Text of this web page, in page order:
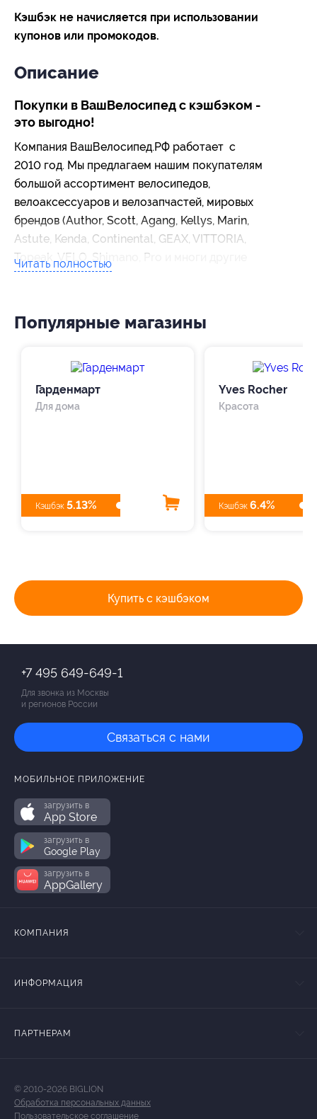
Кэшбэк не начисляется при использовании
купонов или промокодов.
Описание
Покупки в ВашВелосипед с кэшбэком -
это выгодно!
Компания ВашВелосипед.РФ работает с
2010 год. Мы предлагаем нашим покупателям
большой ассортимент велосипедов,
велоаксессуаров и велозапчастей, мировых
брендов (Author, Scott, Agang, Kellys, Marin,
Astute, Kenda, Continental, GEAX, VITTORIA,
Topeak, VELO, Shimano, Pro и многи другие
Читать полностью
Популярные магазины
Гарденмарт
Для дома
Кэшбэк 5.13%
Yves Rocher
Красота
Кэшбэк 6.4%
Купить с кэшбэком
+7 495 649-649-1
Для звонка из Москвы
и регионов России
Связаться с нами
МОБИЛЬНОЕ ПРИЛОЖЕНИЕ
загрузить в
App Store
загрузить в
Google Play
загрузить в
AppGallery
КОМПАНИЯ
ИНФОРМАЦИЯ
ПАРТНЕРАМ
© 2010-2026 BIGLION
Обработка персональных данных
Пользовательское соглашение